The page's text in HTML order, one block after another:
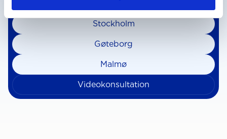
Stockholm
Gøteborg
Malmø
Videokonsultation